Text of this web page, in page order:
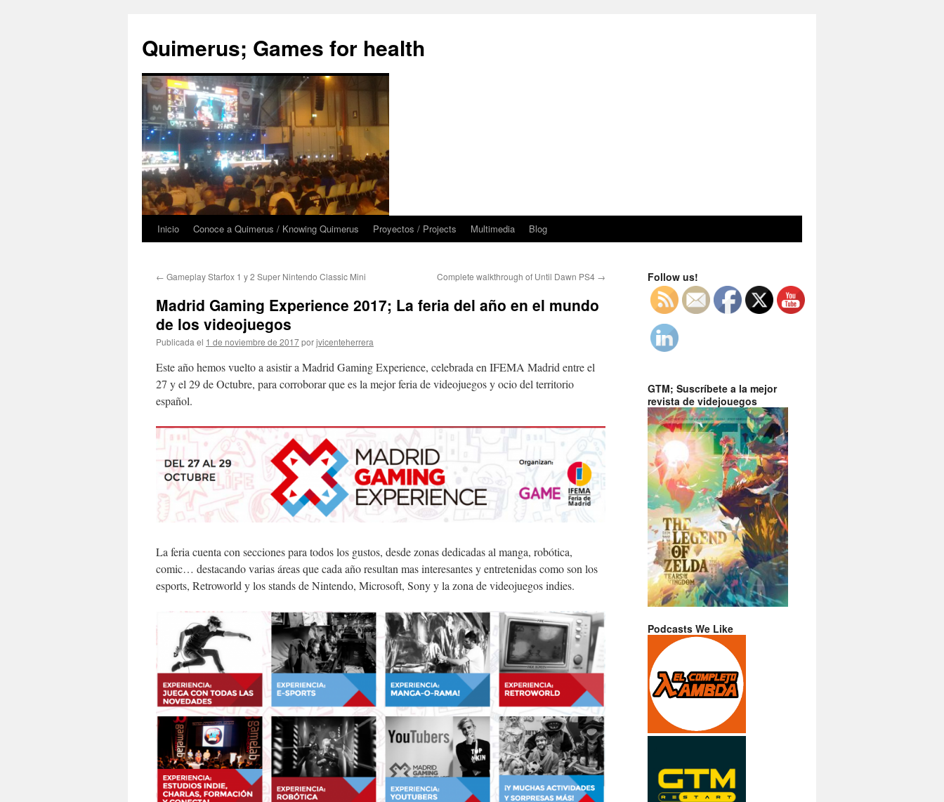
Quimerus; Games for health
Saltar
contenido
Inicio Conoce a Quimerus / Knowing Quimerus Proyectos / Projects Multimedia Blog
← Gameplay Starfox 1 y 2 Super Nintendo Classic Mini Complete walkthrough of Until Dawn PS4 →
Madrid Gaming Experience 2017; La feria del año en el mundo
de los videojuegos
Publicada el 1 de noviembre de 2017porjvicenteherrera
Este año hemos vuelto a asistir a Madrid Gaming Experience, celebrada en IFEMA Madrid entre el
27 y el 29 de Octubre, para corroborar que es la mejor feria de videojuegos y ocio del territorio
español.
La feria cuenta con secciones para todos los gustos, desde zonas dedicadas al manga, robótica,
comic… destacando varias áreas que cada año resultan mas interesantes y entretenidas como son los
esports, Retroworld y los stands de Nintendo, Microsoft, Sony y la zona de videojuegos indies.
Follow us!
GTM; Suscríbete a la mejor
revista de videjouegos
Podcasts We Like